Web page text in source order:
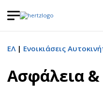
ΕΛ Ενοικιάσεις
Ασφάλεια &